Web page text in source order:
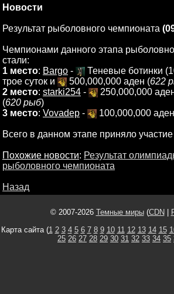
Новости
Результат рыболовного чемпионата
Чемпионами данного этапа
стали:
1 место: Bargo -
Теневые ботинки
трое суток и
500,000,000 аден (622
2 место: starki254 - 250,000,000
(620 рыб)
3 место: Vovadep - 100,000,000
Всего в данном этапе приняло
Похожие новости: Результат
рыболовного чемпионата
Назад
© 2007-2026 Темные миры(CDN
Карта сайта (1 2 3 4 5 6 7 8 9 10 11 12 13 14 15
25 26 27 28 29 30 31 32 33 34 35